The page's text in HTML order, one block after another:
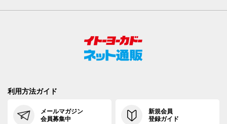
利用方法ガイド
メールマガジン
会員募集中
新規会員
登録ガイド